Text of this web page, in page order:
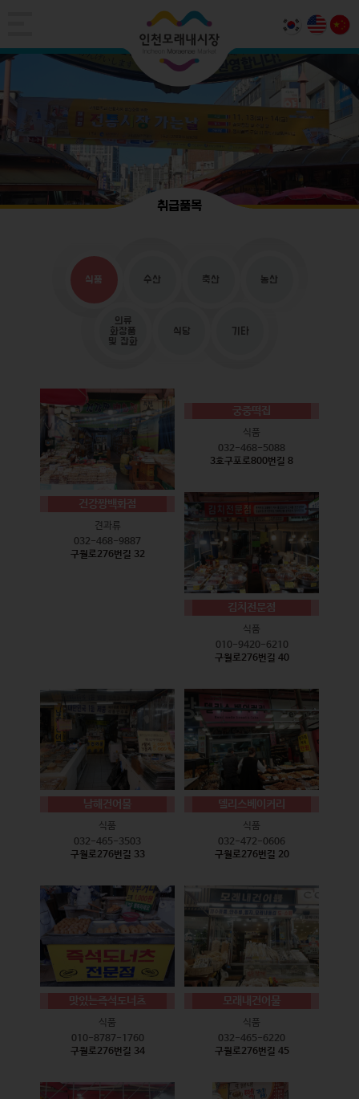
취급품목
식품 수산 축산 농산
의류
화장품
및 잡화
식당 기타
건강짱백화점
견과류
032-468-9887
구월로276번길 32
궁중떡집
식품
032-468-5088
3호구포로800번길 8
김치전문점
식품
010-9420-6210
구월로276번길 40
남해건어물
식품
032-465-3503
구월로276번길 33
델리스베이커리
식품
032-472-0606
구월로276번길 20
맛있는즉석도너츠
식품
010-8787-1760
구월로276번길 34
모래내건어물
식품
032-465-6220
구월로276번길 45